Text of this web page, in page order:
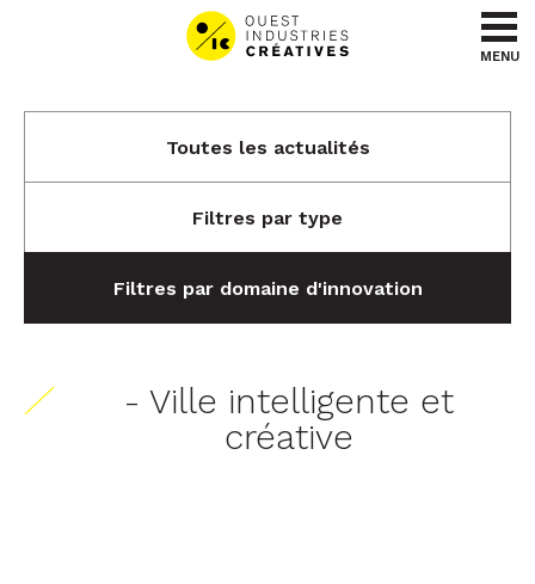
Aller au menu
Aller au contenu
MENU
Toutes les actualités
Filtres par type
Filtres par domaine d'innovation
- Ville intelligente et
créative